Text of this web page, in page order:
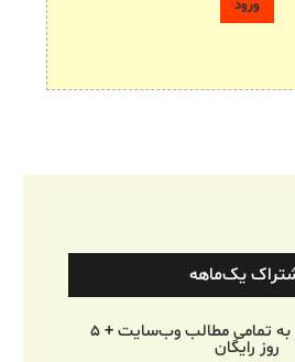
یک‌ماهه
یک ماه دسترسی به تمامی مطالب وب‌سایت + ۵
روز رایگان